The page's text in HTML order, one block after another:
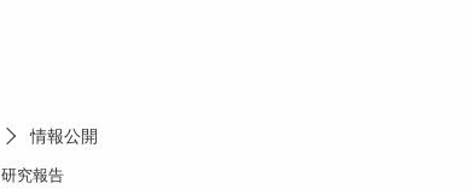
情報公開
研究報告